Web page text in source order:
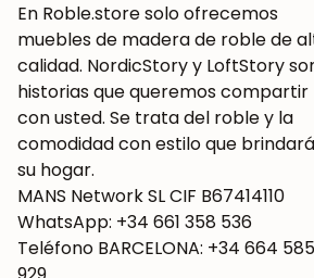
En Roble.store solo ofrecemos
muebles de madera de roble de
calidad. NordicStory y LoftStory
historias que queremos compartir
con usted. Se trata del roble y la
comodidad con estilo que
su hogar.
MANS Network SL CIF B67414110
WhatsApp: +34 661 358 536
Teléfono BARCELONA: +34 664 585